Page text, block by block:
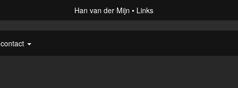
Han van der Mijn Links
contact